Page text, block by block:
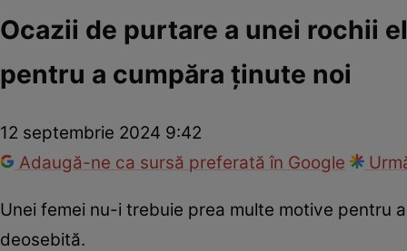
Ocazii de purtare a unei rochii
pentru a cumpăra ținute noi
12 septembrie 2024 9:42
Adaugă-ne ca sursă preferată în Google
Unei femei nu-i trebuie prea multe motive pentru
deosebită.